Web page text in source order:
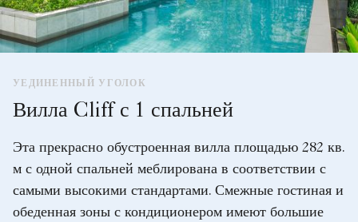
УЕДИНЕННЫЙ УГОЛОК
Вилла Cliff с 1 спальней
Эта прекрасно обустроенная вилла площадью 282 кв.
м с одной спальней меблирована в соответствии с
самыми высокими стандартами. Смежные гостиная и
обеденная зоны с кондиционером имеют большие